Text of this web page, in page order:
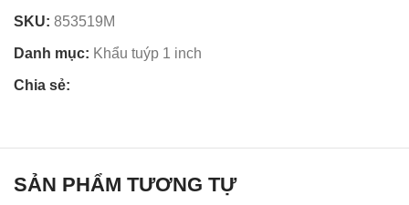
SKU: 853519M
Danh mục: Khẩu tuýp 1 inch
Chia sẻ:
SẢN PHẨM TƯƠNG TỰ